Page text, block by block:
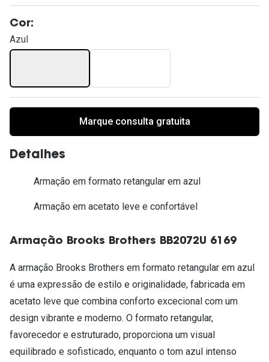
Cor:
Azul
Marque consulta gratuita
Detalhes
Armação em formato retangular em azul
Armação em acetato leve e confortável
Armação Brooks Brothers BB2072U 6169
A armação Brooks Brothers em formato retangular em azul
é uma expressão de estilo e originalidade, fabricada em
acetato leve que combina conforto excecional com um
design vibrante e moderno. O formato retangular,
favorecedor e estruturado, proporciona um visual
equilibrado e sofisticado, enquanto o tom azul intenso